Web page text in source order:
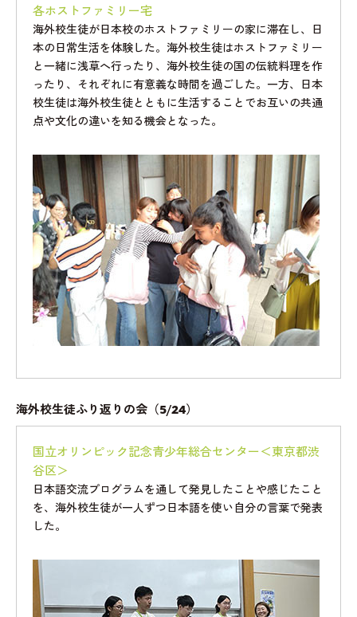
各ホストファミリー宅
海外校生徒が日本校のホストファミリーの家に滞在し、日
本の日常生活を体験した。海外校生徒はホストファミリー
と一緒に浅草へ行ったり、海外校生徒の国の伝統料理を作
ったり、それぞれに有意義な時間を過ごした。一方、日本
校生徒は海外校生徒とともに生活することでお互いの共通
点や文化の違いを知る機会となった。
海外校生徒ふり返りの会（5/24）
国立オリンピック記念青少年総合センター＜東京都渋
谷区＞
日本語交流プログラムを通して発見したことや感じたこと
を、海外校生徒が一人ずつ日本語を使い自分の言葉で発表
した。